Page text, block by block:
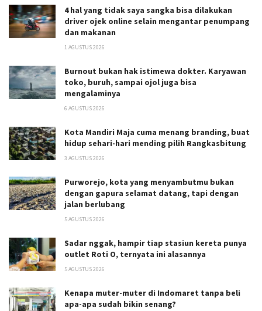
4 hal yang tidak saya sangka bisa dilakukan
driver ojek online selain mengantar penumpang
dan makanan
1 AGUSTUS 2026
Burnout bukan hak istimewa dokter. Karyawan
toko, buruh, sampai ojol juga bisa
mengalaminya
6 AGUSTUS 2026
Kota Mandiri Maja cuma menang branding, buat
hidup sehari-hari mending pilih Rangkasbitung
3 AGUSTUS 2026
Purworejo, kota yang menyambutmu bukan
dengan gapura selamat datang, tapi dengan
jalan berlubang
5 AGUSTUS 2026
Sadar nggak, hampir tiap stasiun kereta punya
outlet Roti O, ternyata ini alasannya
5 AGUSTUS 2026
Kenapa muter-muter di Indomaret tanpa beli
apa-apa sudah bikin senang?